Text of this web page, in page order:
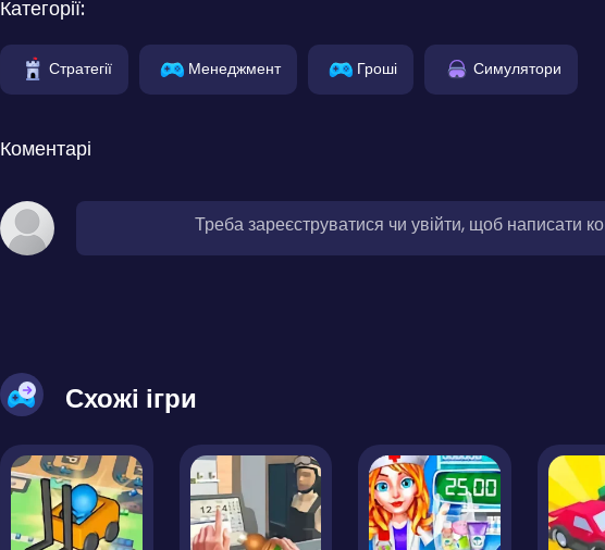
Категорії:
Стратегії Менеджмент Гроші Симулятори
Коментарі
Треба зареєструватися чи увійти, щоб написати
Схожі ігри